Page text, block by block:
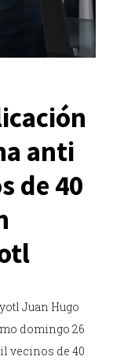
anti
de 40
Juan Hugo
domingo 26
vecinos de 40